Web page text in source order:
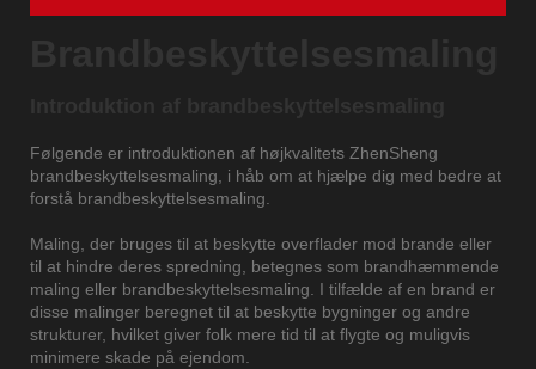
Følgende er introduktionen af ​​højkvalitets ZhenSheng
brandbeskyttelsesmaling, i håb om at hjælpe dig med bedre at
forstå brandbeskyttelsesmaling.
Maling, der bruges til at beskytte overflader mod brande eller
til at hindre deres spredning, betegnes som brandhæmmende
maling eller brandbeskyttelsesmaling. I tilfælde af en brand er
disse malinger beregnet til at beskytte bygninger og andre
strukturer, hvilket giver folk mere tid til at flygte og muligvis
minimere skade på ejendom.